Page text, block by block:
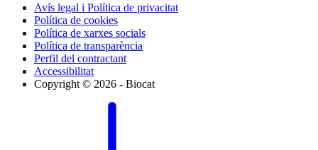
Avís legal i Política de privacitat
Política de cookies
Política de xarxes socials
Política de transparència
Perfil del contractant
Accessibilitat
Copyright © 2026 - Biocat